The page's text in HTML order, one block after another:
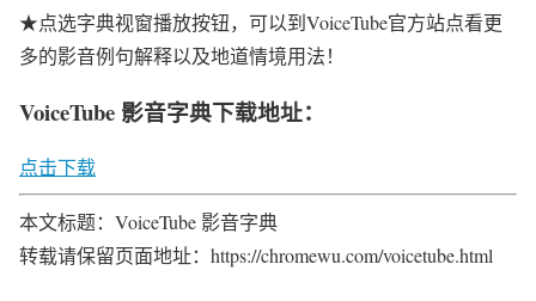
★点选字典视窗播放按钮，可以到VoiceTube官方站点看更
多的影音例句解释以及地道情境用法！
VoiceTube 影音字典下载地址：
点击下载
本文标题：VoiceTube 影音字典
转载请保留页面地址：https://chromewu.com/voicetube.html